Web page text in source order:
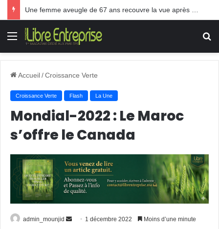
Menu
Accueil/Croissance Verte
Croissance Verte Flash La Une
Mondial-2022 : Le Maroc
s’offre le Canada
admin_mounjid
Envoyer1 décembre 2022 Moins d’une minute